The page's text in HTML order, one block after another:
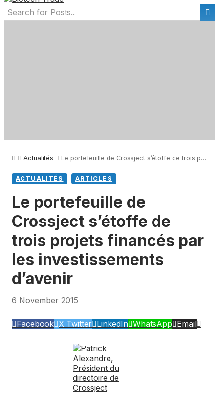
Actualités Le portefeuille de Crossject s’étoffe de trois projets financés par les investissements d’avenir
ACTUALITÉS ARTICLES
Le portefeuille de
Crossject s’étoffe de
trois projets financés par
les investissements
d’avenir
6 November 2015
Facebook X Twitter LinkedIn WhatsApp Email